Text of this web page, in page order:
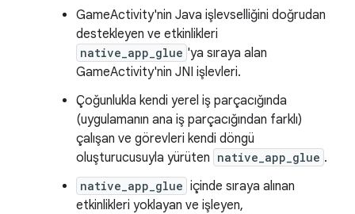
GameActivity'nin Java işlevselliğini doğrudan
destekleyen ve etkinlikleri
native_app_glue 'ya sıraya alan
GameActivity'nin JNI işlevleri.
Çoğunlukla kendi yerel iş parçacığında
(uygulamanın ana iş parçacığından farklı)
çalışan ve görevleri kendi döngü
oluşturucusuyla yürüten native_app_glue .
native_app_glue içinde sıraya alınan
etkinlikleri yoklayan ve işleyen,